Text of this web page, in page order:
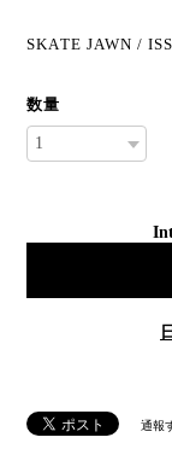
SKATE JAWN /
数量
通報